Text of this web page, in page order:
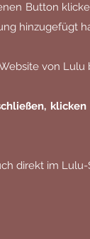
Button
hinzugefügt
von
direkt im